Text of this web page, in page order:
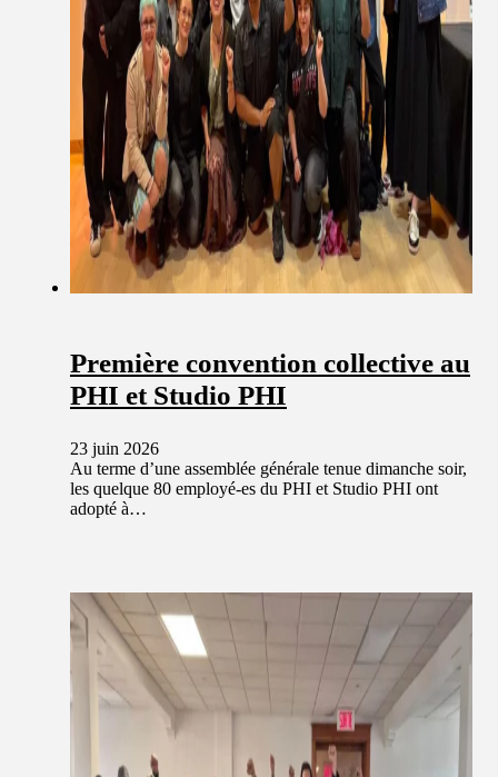
Première convention collective au
PHI et Studio PHI
23 juin 2026
Au terme d’une assemblée générale tenue dimanche soir,
les quelque 80 employé-es du PHI et Studio PHI ont
adopté à…